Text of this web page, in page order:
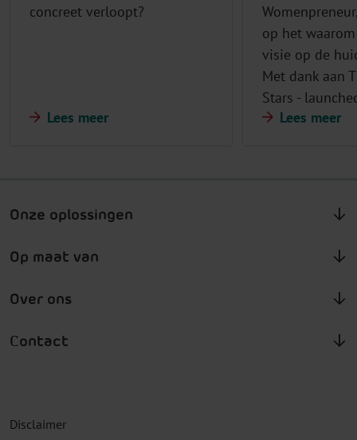
concreet verloopt?
Lees meer
op het
visie op de
Met dank aan
Stars -
Lees meer
Onze oplossingen
Op maat van
Over ons
Contact
Disclaimer